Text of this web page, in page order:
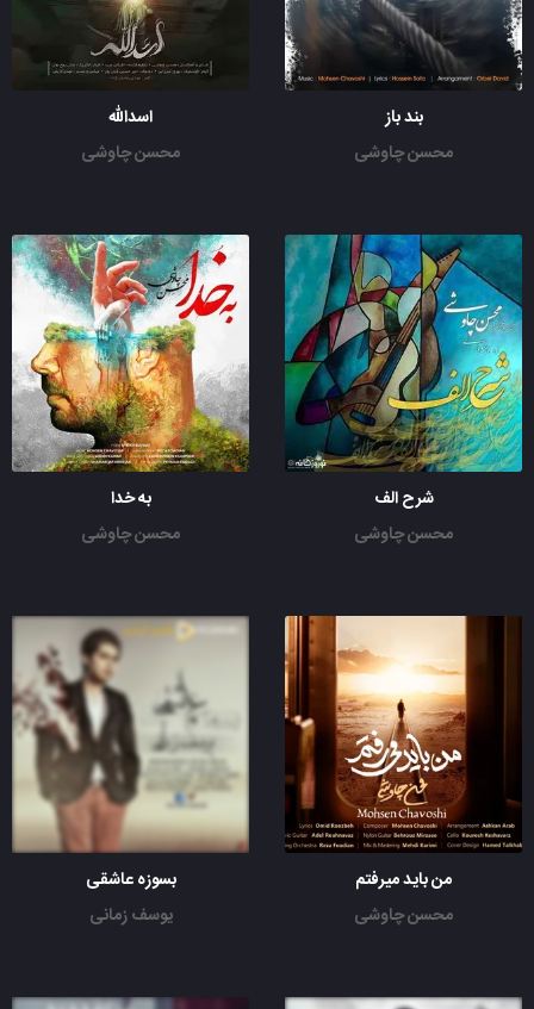
بند باز
محسن چاوشی
اسدالله
محسن چاوشی
شرح الف
محسن چاوشی
به خدا
محسن چاوشی
من باید میرفتم
محسن چاوشی
بسوزه عاشقی
یوسف زمانی